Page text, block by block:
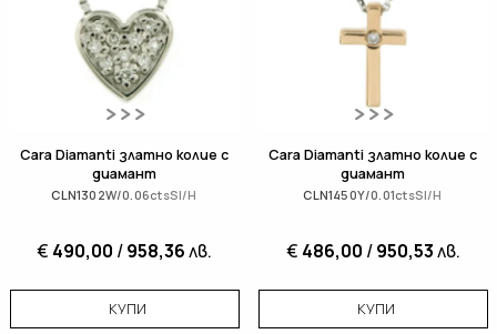
Cara Diamanti златно колие с
диамант
CLN1302W/0.06ctsSI/H
€ 490,00 /958,36лв.
КУПИ
Cara Diamanti златно колие с
диамант
CLN1450Y/0.01ctsSI/H
€ 486,00 /950,53лв.
КУПИ